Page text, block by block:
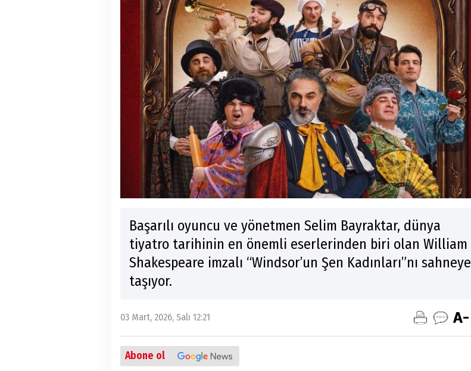
Başarılı oyuncu ve yönetmen Selim Bayraktar, dünya
tiyatro tarihinin en önemli eserlerinden biri olan William
Shakespeare imzalı “Windsor’un Şen Kadınları”nı sahneye
taşıyor.
03 Mart, 2026, Salı 12:21
Abone ol